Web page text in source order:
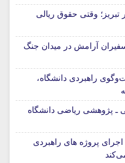
تبریز؛ وقتی حقوق ریالی
آرامش در میدان جنگ
راهبردی دانشگاه،
ـ پژوهشی ریاضی دانشگاه
پروژه های راهبردی